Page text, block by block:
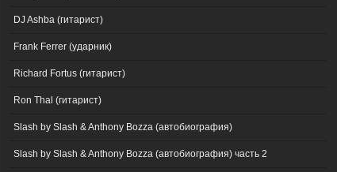
DJ Ashba (гитарист)
Frank Ferrer (ударник)
Richard Fortus (гитарист)
Ron Thal (гитарист)
Slash by Slash & Anthony Bozza (автобиография)
Slash by Slash & Anthony Bozza (автобиография) часть 2